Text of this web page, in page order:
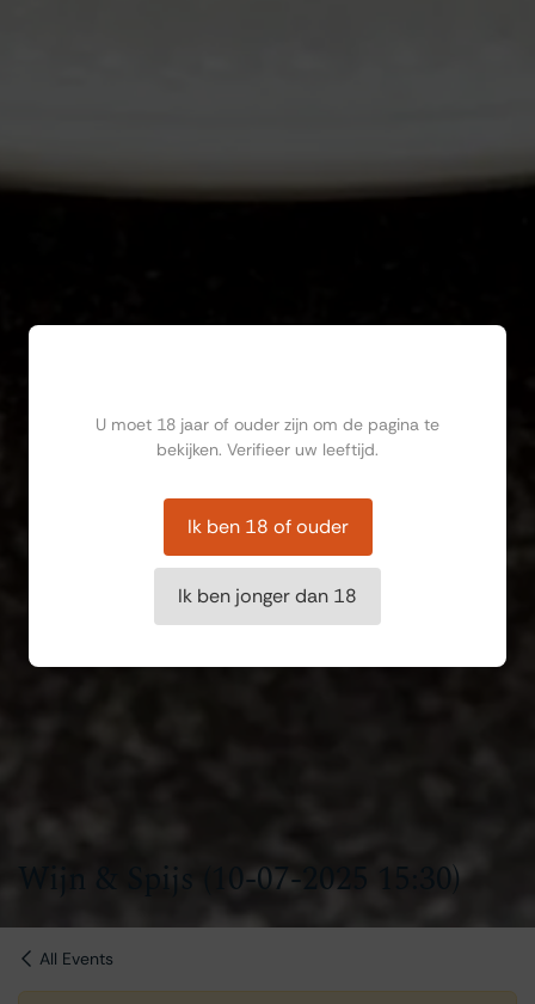
Wijn & Spijs (10-07-2025 15:30)
All Events
U moet 18 jaar of ouder zijn om de pagina te
bekijken. Verifieer uw leeftijd.
Ik ben 18 of ouder
Ik ben jonger dan 18